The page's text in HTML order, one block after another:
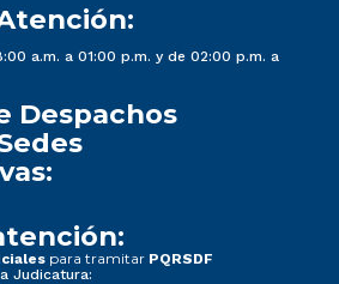
a.m. a 01:00 p.m. y de 02:00 p.m. a
Despachos
para tramitar PQRSDF
Judicatura: